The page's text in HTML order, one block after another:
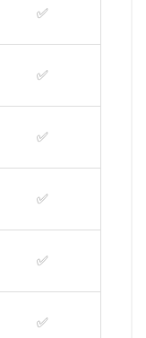
✅
✅
✅
✅
✅
✅